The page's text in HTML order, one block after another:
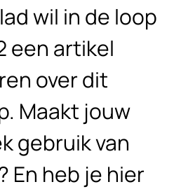
wil in de loop
een artikel
over dit
Maakt jouw
gebruik van
En heb je hier